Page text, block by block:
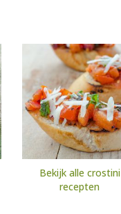
Bekijk alle crostini
recepten